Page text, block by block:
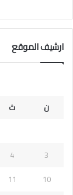
ارشيف الموقع
ن
ث
3
4
10
11